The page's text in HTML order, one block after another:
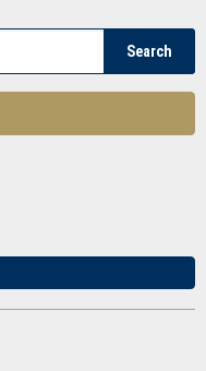
Search